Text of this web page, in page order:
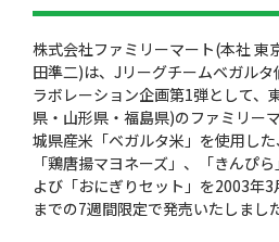
株式会社ファミリーマート(本社 東
田準二)は、Jリーグチームベガル
ラボレーション企画第1弾として、
県・山形県・福島県)のファミリー
城県産米「ベガルタ米」を使用し
「鶏唐揚マヨネーズ」、「きんぴ
よび「おにぎりセット」を2003年
までの7週間限定で発売いたしました